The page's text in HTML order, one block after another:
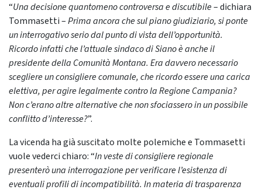
“Una decisione quantomeno controversa e discutibile– dichiara
Tommasetti –Prima ancora che sul piano giudiziario, si ponte
un interrogativo serio dal punto di vista dell’opportunità.
Ricordo infatti che l’attuale sindaco di Siano è anche il
presidente della Comunità Montana. Era davvero necessario
scegliere un consigliere comunale, che ricordo essere una carica
elettiva, per agire legalmente contro la Regione Campania?
Non c’erano altre alternative che non sfociassero in un possibile
conflitto d’interesse?”.
La vicenda ha già suscitato molte polemiche e Tommasetti
vuole vederci chiaro: “In veste di consigliere regionale
presenterò una interrogazione per verificare l’esistenza di
eventuali profili di incompatibilità. In materia di trasparenza